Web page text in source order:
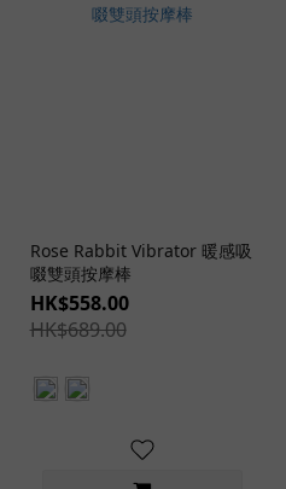
Rose Rabbit Vibrator 暖感吸
啜雙頭按摩棒
HK$558.00
HK$689.00